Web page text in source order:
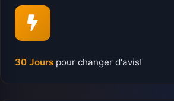
30 Jours pour changer d'avis!